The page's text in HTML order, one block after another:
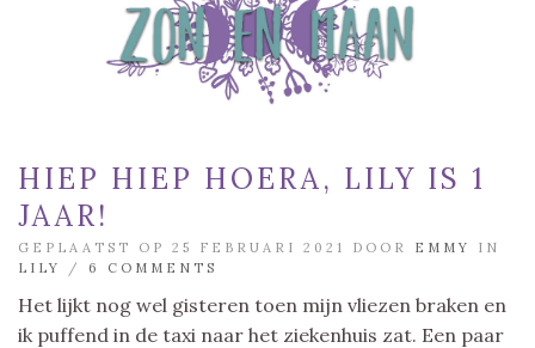
HIEP HIEP HOERA, LILY IS 1
JAAR!
GEPLAATST OP 25 FEBRUARI 2021 DOOR EMMY
IN
LILY
/ 6 COMMENTS
Het lijkt nog wel gisteren toen mijn vliezen braken en
ik puffend in de taxi naar het ziekenhuis zat. Een paar